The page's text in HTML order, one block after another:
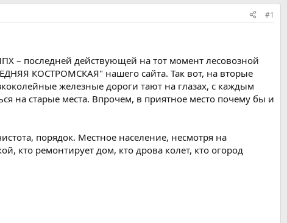
#1
– последней действующей на тот момент лесовозной
КОСТРОМСКАЯ" нашего сайта. Так вот, на вторые
железные дороги тают на глазах, с каждым
на старые места. Впрочем, в приятное место почему бы и
порядок. Местное население, несмотря на
кто ремонтирует дом, кто дрова колет, кто огород